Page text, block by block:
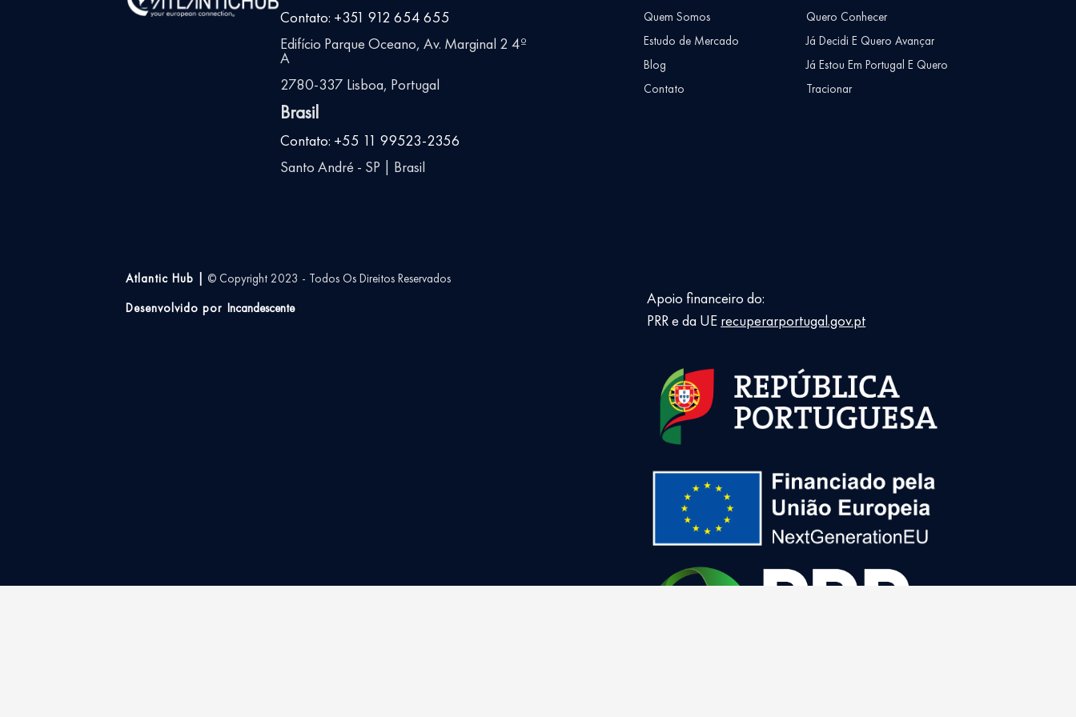
Contato: +351 912 654 655
Edifício Parque Oceano, Av. Marginal 2 4º
A
2780-337 Lisboa, Portugal
Brasil
Contato: +55 11 99523-2356
Santo André - SP | Brasil
Quem Somos
Estudo de Mercado
Blog
Contato
Quero Conhecer
Já Decidi E Quero Avançar
Já Estou Em Portugal E Quero
Tracionar
Atlantic Hub | © Copyright 2023 - Todos Os Direitos Reservados
Desenvolvido por Incandescente
Apoio financeiro do:
PRR e da UE recuperarportugal.gov.pt